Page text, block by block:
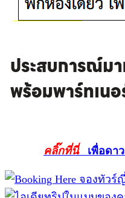
คลิ๊กที่นี่ เพื่อดา